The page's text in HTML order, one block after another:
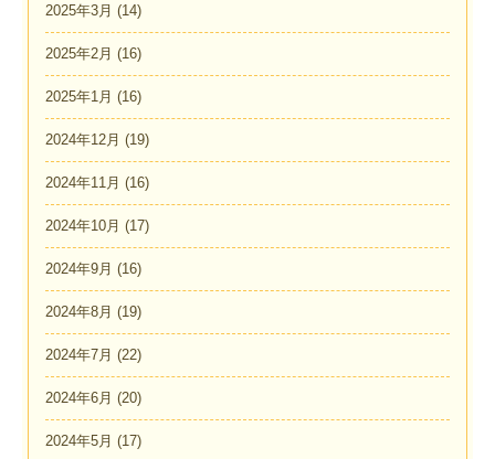
2025年3月 (14)
2025年2月 (16)
2025年1月 (16)
2024年12月 (19)
2024年11月 (16)
2024年10月 (17)
2024年9月 (16)
2024年8月 (19)
2024年7月 (22)
2024年6月 (20)
2024年5月 (17)